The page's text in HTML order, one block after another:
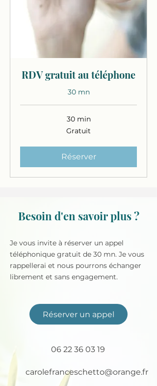
RDV gratuit au téléphone
30 mn
30 min
Gratuit
Réserver
Besoin d'en savoir plus ?
Je vous invite à réserver un appel
téléphonique gratuit de 30 mn. Je vous
rappellerai et nous pourrons échanger
librement et sans engagement.
Réserver un appel
06 22 36 03 19
carolefranceschetto@orange.fr